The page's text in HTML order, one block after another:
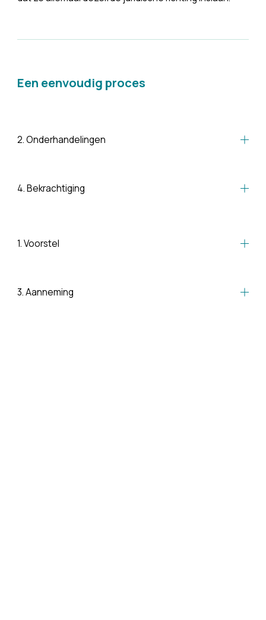
Een eenvoudig proces
2. Onderhandelingen
4. Bekrachtiging
1. Voorstel
3. Aanneming